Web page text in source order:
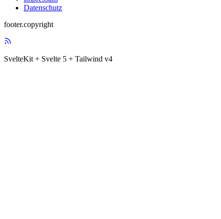
Datenschutz
footer.copyright
SvelteKit + Svelte 5 + Tailwind v4